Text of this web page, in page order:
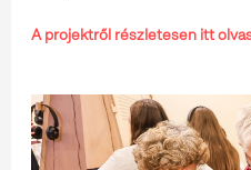
A projektről részletesen itt